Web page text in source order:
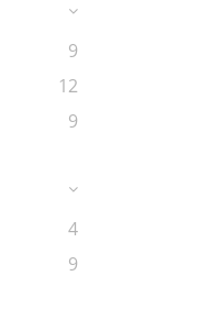
9
12
9
4
9